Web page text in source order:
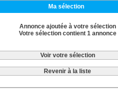
Ma sélection
Annonce ajoutée à votre sélection
Votre sélection contient 1 annonce